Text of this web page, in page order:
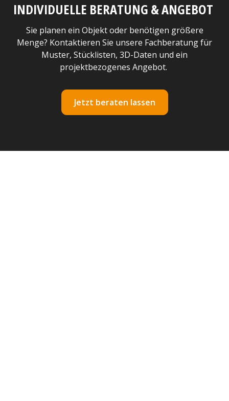
INDIVIDUELLE BERATUNG & ANGEBOT
Sie planen ein Objekt oder benötigen größere
Menge? Kontaktieren Sie unsere Fachberatung für
Muster, Stücklisten, 3D-Daten und ein
projektbezogenes Angebot.
Jetzt beraten lassen